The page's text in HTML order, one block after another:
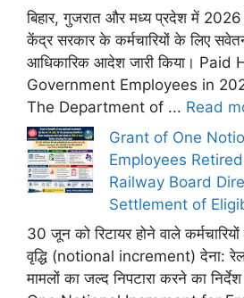
बिहार, गुजरात और मध्य प्रदेश में
केंद्र सरकार के कर्मचारियों के लिए
आधिकारिक आदेश जारी किया।
Government Employees in
The Department of ... Read
Grant of One
Employees
Railway Board
Settlement of
30 जून को रिटायर होने वाले
वृद्धि (notional increment) देना:
मामलों का जल्द निपटारा करने का